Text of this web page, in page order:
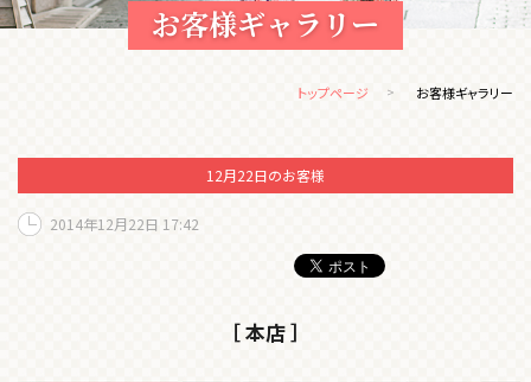
お客様ギャラリー
トップページ お客様ギャラリー
12月22日のお客様
2014年12月22日 17:42
［ 本店 ］